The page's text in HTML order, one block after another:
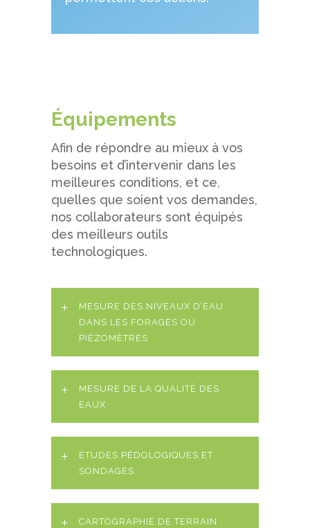
Équipements
Afin de répondre au mieux à vos
besoins et d’intervenir dans les
meilleures conditions, et ce,
quelles que soient vos demandes,
nos collaborateurs sont équipés
des meilleurs outils
technologiques.
MESURE DES NIVEAUX D’EAU
DANS LES FORAGES OU
PIÉZOMÈTRES
MESURE DE LA QUALITÉ DES
EAUX
ÉTUDES PÉDOLOGIQUES ET
SONDAGES
CARTOGRAPHIE DE TERRAIN :